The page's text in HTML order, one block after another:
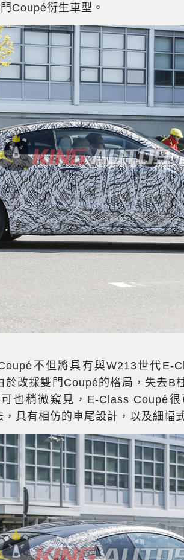
Coupé衍生車型。
不但將具有與W213世代E-
於改採雙門Coupé的格局，失去B
也稍微窺見，E-Class Coupé
具有相仿的車尾設計，以及細幅